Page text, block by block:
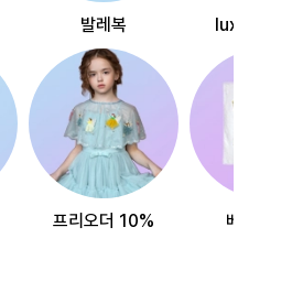
발레복
프리오더 10% 베스트리